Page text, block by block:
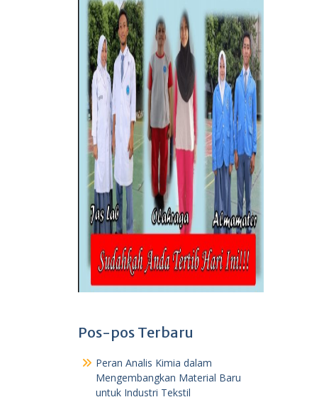
Pos-pos Terbaru
Peran Analis Kimia dalam
Mengembangkan Material Baru
untuk Industri Tekstil